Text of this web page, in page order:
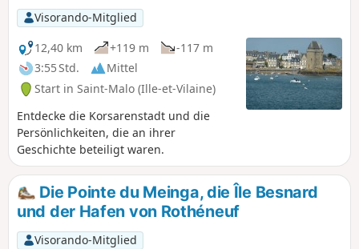
Visorando-Mitglied
12,40 km
+119 m
-117 m
3:55 Std.
Mittel
Start in Saint-Malo (Ille-et-Vilaine)
Entdecke die Korsarenstadt und die
Persönlichkeiten, die an ihrer
Geschichte beteiligt waren.
Die Pointe du Meinga, die Île Besnard
und der Hafen von Rothéneuf
Visorando-Mitglied